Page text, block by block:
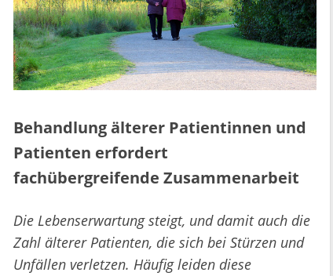
Behandlung älterer Patientinnen und
Patienten erfordert
fachübergreifende Zusammenarbeit
Die Lebenserwartung steigt, und damit auch die
Zahl älterer Patienten, die sich bei Stürzen und
Unfällen verletzen. Häufig leiden diese